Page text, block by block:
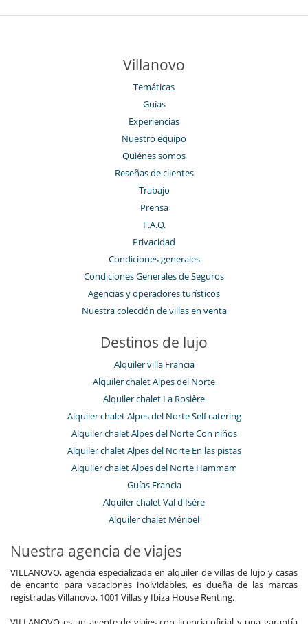
Villanovo
Temáticas
Guías
Experiencias
Nuestro equipo
Quiénes somos
Reseñas de clientes
Trabajo
Prensa
F.A.Q.
Privacidad
Condiciones generales
Condiciones Generales de Seguros
Agencias y operadores turísticos
Nuestra colección de villas en venta
Destinos de lujo
Alquiler villa Francia
Alquiler chalet Alpes del Norte
Alquiler chalet La Rosière
Alquiler chalet Alpes del Norte Self catering
Alquiler chalet Alpes del Norte Con niños
Alquiler chalet Alpes del Norte En las pistas
Alquiler chalet Alpes del Norte Hammam
Guías Francia
Alquiler chalet Val d'Isère
Alquiler chalet Méribel
Nuestra agencia de viajes
VILLANOVO, agencia especializada en alquiler de villas de lujo y casas
de encanto para vacaciones inolvidables, es dueña de las marcas
registradas Villanovo, 1001 Villas y Ibiza House Renting.